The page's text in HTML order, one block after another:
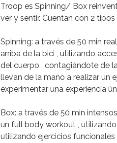
Troop es Spinning/ Box
ver y sentir. Cuentan con 2 tipos
Spinning: a través de 50 min
arriba de la bici , utilizando
del cuerpo , contagiándote de
llevan de la mano a realizar un
experimentar una experiencia
Box: a través de 50 min
un full body workout ,
utilizando ejercicios